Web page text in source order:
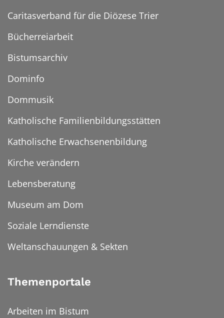
Caritasverband für die Diözese Trier
Bücherreiarbeit
Bistumsarchiv
Dominfo
Dommusik
Katholische Familienbildungsstätten
Katholische Erwachsenenbildung
Kirche verändern
Lebensberatung
Museum am Dom
Soziale Lerndienste
Weltanschauungen & Sekten
Themenportale
Arbeiten im Bistum